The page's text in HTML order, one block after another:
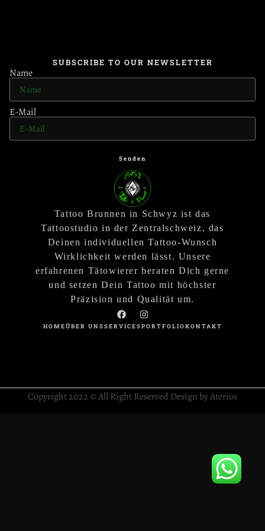
SUBSCRIBE TO OUR NEWSLETTER
Name
E-Mail
Senden
Tattoo Brunnen in Schwyz ist das
Tattoostudio in der Zentralschweiz, das
Deinen individuellen Tattoo-Wunsch
Wirklichkeit werden lässt. Unsere
erfahrenen Tätowierer beraten Dich gerne
und setzen Dein Tattoo mit höchster
Präzision und Qualität um.
HOMEÜBER UNSSERVICESPORTFOLIOKONTAKT
Copyright 2022 © All Right Reserved Design by Aterios